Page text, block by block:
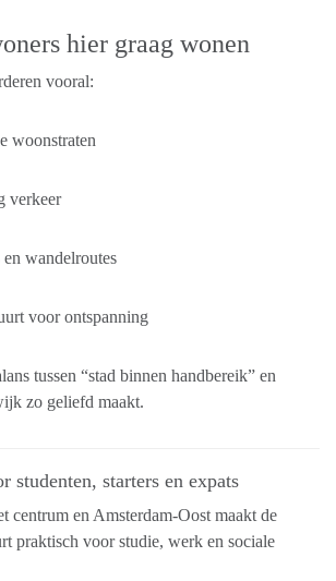
hier graag wonen
vooral:
woonstraten
verkeer
wandelroutes
voor ontspanning
tussen “stad binnen handbereik” en
zo geliefd maakt.
studenten, starters en expats
centrum en Amsterdam-Oost maakt de
praktisch voor studie, werk en sociale